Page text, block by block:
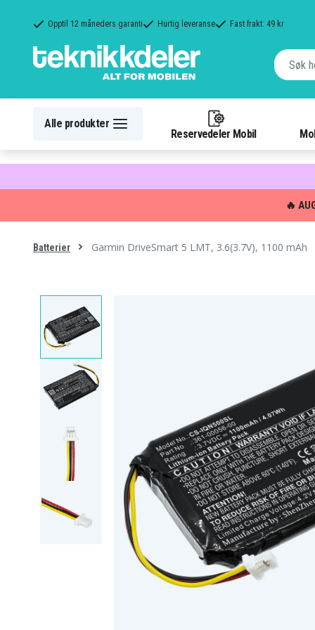
Opptil 12 måneders garanti Hurtig leveranse Fast frakt: 49 kr
Alle produkter
Reservedeler Mobil
🔥
Batterier Garmin DriveSmart 5 LMT, 3.6(3.7V), 1100 mAh